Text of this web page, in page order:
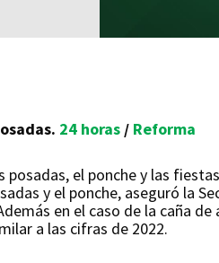
24 horas / Reforma
el ponche y las
y el ponche, aseguró la
en el caso de la caña
a las cifras de 2022.